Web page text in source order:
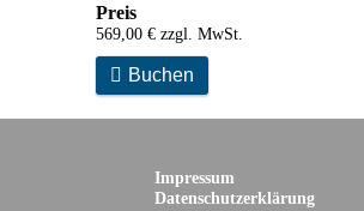
Preis
569,00 € zzgl. MwSt.
 Buchen
Impressum
Datenschutzerklärung